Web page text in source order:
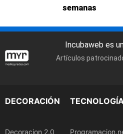
semanas
Incubaweb es
Artículos
DECORACIÓN
Decoracion 2.0
TECNOLOGÍA